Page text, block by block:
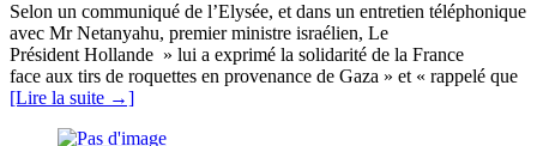
Selon un communiqué de l’Elysée, et dans un entretien téléphonique
avec Mr Netanyahu, premier ministre israélien, Le
Président Hollande » lui a exprimé la solidarité de la France
face aux tirs de roquettes en provenance de Gaza » et « rappelé que
[Lire la suite →]